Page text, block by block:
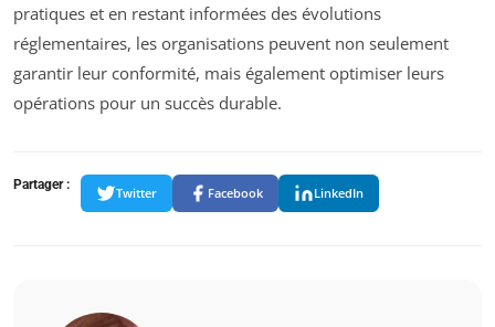
pratiques et en restant informées des évolutions
réglementaires, les organisations peuvent non seulement
garantir leur conformité, mais également optimiser leurs
opérations pour un succès durable.
Partager :
Twitter Facebook LinkedIn